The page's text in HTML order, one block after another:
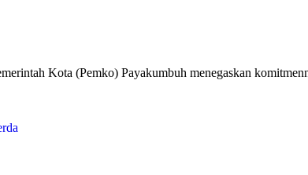
Kota (Pemko) Payakumbuh menegaskan